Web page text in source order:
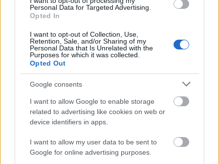
Personal Data for Targeted Advertising.
Opted In
I want to opt-out of Collection, Use,
Retention, Sale, and/or Sharing of my
Personal Data that Is Unrelated with the
Purposes for which it was collected.
Opted Out
Google consents
I want to allow Google to enable storage
related to advertising like cookies on web or
device identifiers in apps.
I want to allow my user data to be sent to
Google for online advertising purposes.
Rucola verleiht Ihren Gerichten eine pfeffrige Note.
Er lässt sich leicht in viele Speisen integrieren und
macht Ihre Mahlzeiten so zu einem besonderen
Erlebnis. Probieren Sie verschiedene
Zubereitungsarten mit Rucola aus!
Beginnen Sie mit Salaten, in denen Rucola die
Hauptrolle spielt oder mit anderen Blattsalaten
gemischt wird. Geben Sie ihn in Sandwiches oder
Wraps für eine knackige, geschmackvolle Note.
Probieren Sie Rucola, Kirschtomaten und gegrilltes
Hähnchen in einem Pastagericht für eine nahrhafte
und leckere Mahlzeit.